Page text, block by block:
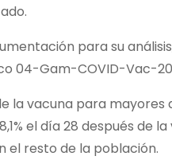
para su
04-Gam-COVID-Vac-
la vacuna para mayores
el día 28 después de
el resto de la población.